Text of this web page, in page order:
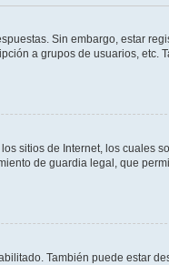
Sin embargo, estar
a grupos de usuarios, etc.
sitios de Internet, los cuales
de guardia legal, que
También puede estar